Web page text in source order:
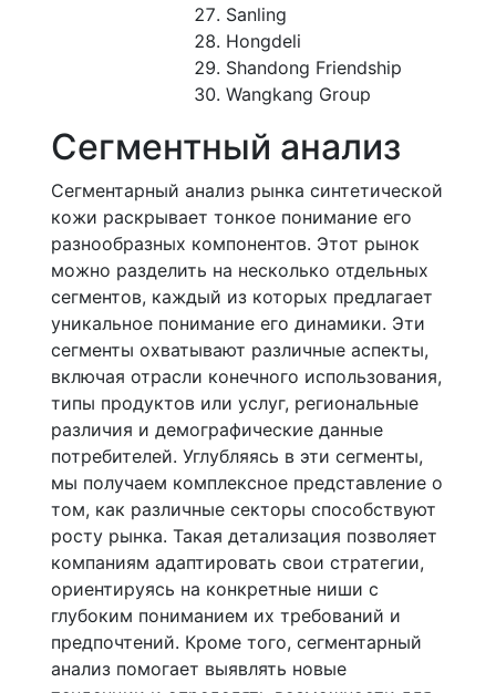
Sanling
Hongdeli
Shandong Friendship
Wangkang Group
Сегментный анализ
Сегментарный анализ рынка синтетической
кожи раскрывает тонкое понимание его
разнообразных компонентов. Этот рынок
можно разделить на несколько отдельных
сегментов, каждый из которых предлагает
уникальное понимание его динамики. Эти
сегменты охватывают различные аспекты,
включая отрасли конечного использования,
типы продуктов или услуг, региональные
различия и демографические данные
потребителей. Углубляясь в эти сегменты,
мы получаем комплексное представление о
том, как различные секторы способствуют
росту рынка. Такая детализация позволяет
компаниям адаптировать свои стратегии,
ориентируясь на конкретные ниши с
глубоким пониманием их требований и
предпочтений. Кроме того, сегментарный
анализ помогает выявлять новые